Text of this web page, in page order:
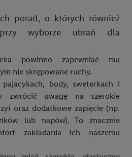
porad, o których również
wyborze ubrań dla
powinno zapewniać mu
nie skrępowane ruchy.
body, sweterkach i
zwrócić uwagę na szerokie
oraz dodatkowe zapięcie (np.
lub napów). To znacznie
zakładania ich naszemu
zaloguje się na istniejące konto
podanego tam adresu e-mail
wspólnie z jednym z wyżej
celu utworzenia specjalnego
(tzw. EUID), który możemy
sposób jak poniżej opisany
aby rozpoznać użytkownika
przez podmioty trzecie i wyświetlać
W tym celu my i jeden z innych
będziemy również jako
adres e-mail użytkownika